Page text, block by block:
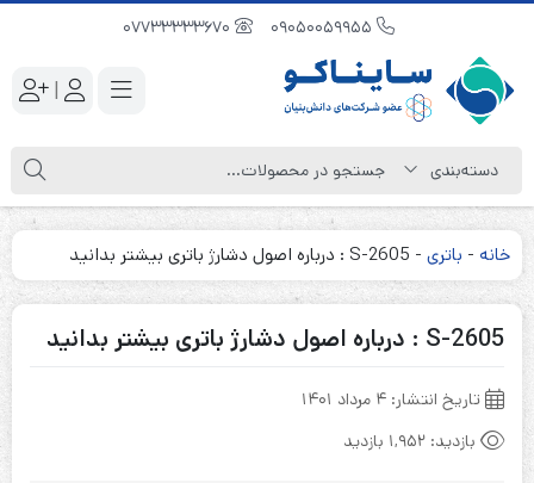
|
خانه - باتری - S-2605 : درباره اصول دشارژ باتری بیشتر بدانید
S-2605 : درباره اصول دشارژ باتری بیشتر بدانید
تاریخ انتشار: ۴ مرداد ۱۴۰۱
بازدید: 1,952 بازدید